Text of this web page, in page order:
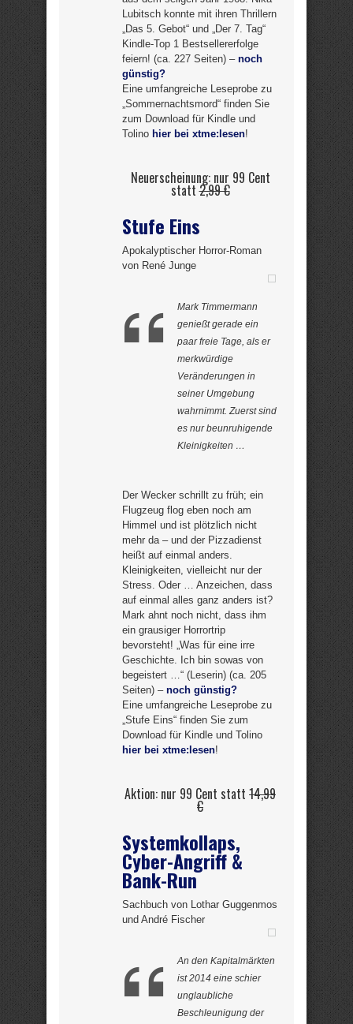
Lubitsch konnte mit ihren Thrillern
„Das 5. Gebot“ und „Der 7. Tag“
Kindle-Top 1 Bestsellererfolge
feiern! (ca. 227 Seiten) – noch
günstig?
Eine umfangreiche Leseprobe zu
„Sommernachtsmord“ finden Sie
zum Download für Kindle und
Tolino hier bei xtme:lesen!
Neuerscheinung: nur 99 Cent
statt2,99 €
Stufe Eins
Apokalyptischer Horror-Roman
von René Junge
Mark Timmermann
genießt gerade ein
paar freie Tage, als er
merkwürdige
Veränderungen in
seiner Umgebung
wahrnimmt. Zuerst sind
es nur beunruhigende
Kleinigkeiten …
Der Wecker schrillt zu früh; ein
Flugzeug flog eben noch am
Himmel und ist plötzlich nicht
mehr da – und der Pizzadienst
heißt auf einmal anders.
Kleinigkeiten, vielleicht nur der
Stress. Oder … Anzeichen, dass
auf einmal alles ganz anders ist?
Mark ahnt noch nicht, dass ihm
ein grausiger Horrortrip
bevorsteht! „Was für eine irre
Geschichte. Ich bin sowas von
begeistert …“ (Leserin) (ca. 205
Seiten) – noch günstig?
Eine umfangreiche Leseprobe zu
„Stufe Eins“ finden Sie zum
Download für Kindle und Tolino
hier bei xtme:lesen!
Aktion: nur 99 Cent statt 14,99
€
Systemkollaps,
Cyber-Angriff &
Bank-Run
Sachbuch von Lothar Guggenmos
und André Fischer
An den Kapitalmärkten
ist 2014 eine schier
unglaubliche
Beschleunigung der